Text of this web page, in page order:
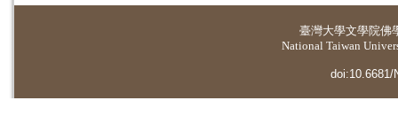
臺灣大學文學院佛
National Taiwan
doi:10.6681/